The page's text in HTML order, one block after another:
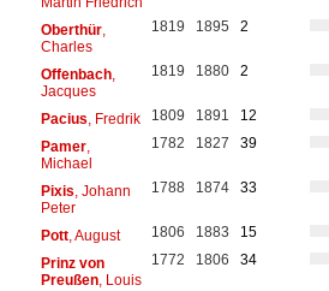
Oberthür,
Charles
1819 1895 2
Offenbach,
Jacques
1819 1880 2
Pacius , Fredrik 1809 1891
12
Pamer,
Michael
1782 1827 39
Pixis , Johann
Peter
1788 1874 33
Pott, August 1806 1883
15
Prinz von
Preußen, Louis
1772 1806 34